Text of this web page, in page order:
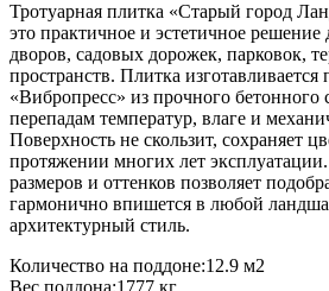
Тротуарная плитка «Старый город
это практичное и эстетичное решение
дворов, садовых дорожек, парковок,
пространств. Плитка изготавливается
«Вибропресс» из прочного бетонного
перепадам температур, влаге и
Поверхность не скользит, сохраняет
протяжении многих лет
размеров и оттенков позволяет
гармонично впишется в любой
архитектурный стиль.
Количество на поддоне:12.9 м2